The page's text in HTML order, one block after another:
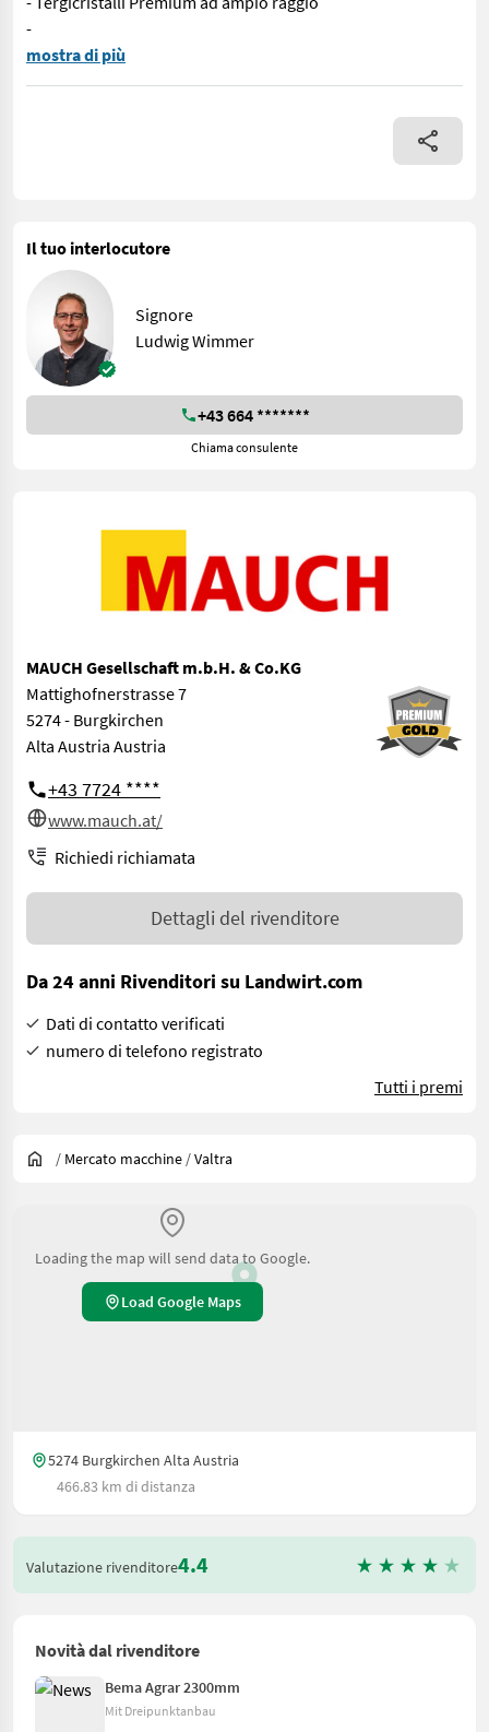
-
Valtra N175D Bronzo metallizzato + Rüfa Dotazioni: - Bronzo
mostra di più
Il tuo interlocutore
Signore
Ludwig Wimmer
+43 664 *******
Chiama consulente
MAUCH Gesellschaft m.b.H. & Co.KG
Mattighofnerstrasse 7
5274 - Burgkirchen
Alta Austria Austria
+43 7724 ****
www.mauch.at/
Richiedi richiamata
Dettagli del rivenditore
Da 24 anni Rivenditori su Landwirt.com
Dati di contatto verificati
numero di telefono registrato
Tutti i premi
/ Mercato macchine /Valtra
Loading the map will send data to Google.
Load Google Maps
5274 Burgkirchen Alta Austria
466.83 km di distanza
Valutazione rivenditore4.4
Novità dal rivenditore
Bema Agrar 2300mm
Mit Dreipunktanbau